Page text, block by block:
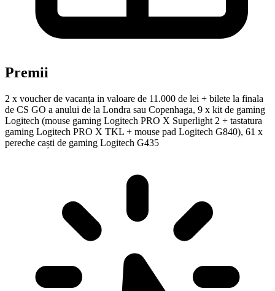
Premii
2 x voucher de vacanța in valoare de 11.000 de lei + bilete la finala
de CS GO a anului de la Londra sau Copenhaga, 9 x kit de gaming
Logitech (mouse gaming Logitech PRO X Superlight 2 + tastatura
gaming Logitech PRO X TKL + mouse pad Logitech G840), 61 x
pereche caști de gaming Logitech G435